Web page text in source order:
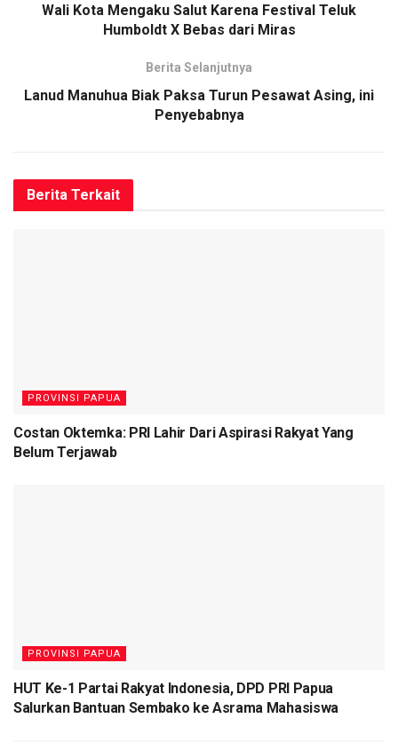
kemampuan dan kualitas, dengan mengirim pesawat tempur,
kegiatan di wilayah timur.
“Kami bersyukur dengan pelaksanaan kegiatan ini bisa
dikatakan optimal karena seluruh materi latihan dapat
Sedangkan untuk evaluasi, seperti saya sampaikan yaitu
perlu adanya peningkatan dalam kerjasama dan koodinasi
Wali Kota Mengaku Salut Karena Festival Teluk
Humboldt X Bebas dari Miras
Berita Selanjutnya
Lanud Manuhua Biak Paksa Turun Pesawat Asing, ini
Penyebabnya
Berita Terkait
PROVINSI PAPUA
Costan Oktemka: PRI Lahir Dari Aspirasi Rakyat Yang
Belum Terjawab
PROVINSI PAPUA
HUT Ke-1 Partai Rakyat Indonesia, DPD PRI Papua
Salurkan Bantuan Sembako ke Asrama Mahasiswa